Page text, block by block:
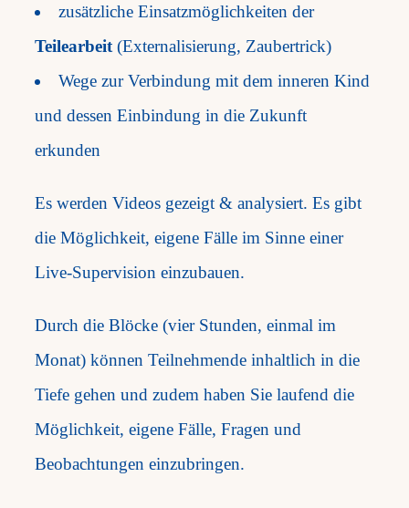
zusätzliche Einsatzmöglichkeiten der
Teilearbeit (Externalisierung, Zaubertrick)
Wege zur Verbindung mit dem inneren Kind
und dessen Einbindung in die Zukunft
erkunden
Es werden Videos gezeigt & analysiert. Es gibt
die Möglichkeit, eigene Fälle im Sinne einer
Live-Supervision einzubauen.
Durch die Blöcke (vier Stunden, einmal im
Monat) können Teilnehmende inhaltlich in die
Tiefe gehen und zudem haben Sie laufend die
Möglichkeit, eigene Fälle, Fragen und
Beobachtungen einzubringen.